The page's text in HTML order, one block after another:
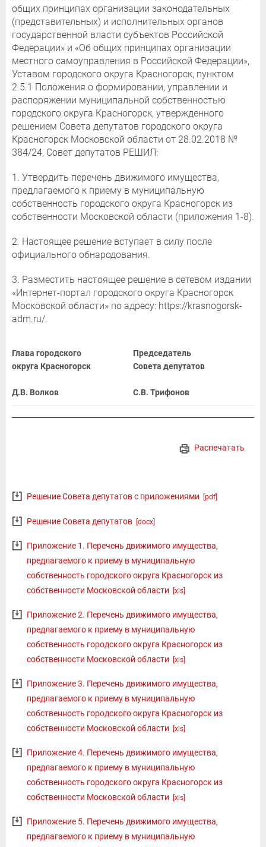
общих принципах организации законодательных
(представительных) и исполнительных органов
государственной власти субъектов Российской
Федерации» и «Об общих принципах организации
местного самоуправления в Российской Федерации»,
Уставом городского округа Красногорск, пунктом
2.5.1 Положения о формировании, управлении и
распоряжении муниципальной собственностью
городского округа Красногорск, утвержденного
решением Совета депутатов городского округа
Красногорск Московской области от 28.02.2018 №
384/24, Совет депутатов РЕШИЛ:
1. Утвердить перечень движимого имущества,
предлагаемого к приему в муниципальную
собственность городского округа Красногорск из
собственности Московской области (приложения 1-8).
2. Настоящее решение вступает в силу после
официального обнародования.
3. Разместить настоящее решение в сетевом издании
«Интернет-портал городского округа Красногорск
Московской области» по адресу: https://krasnogorsk-
adm.ru/.
Глава городского
округа Красногорск
Д.В. Волков
Председатель
Совета депутатов
С.В. Трифонов
Распечатать
Решение Совета депутатов с приложениями [pdf]
Решение Совета депутатов [docx]
Приложение 1. Перечень движимого имущества,
предлагаемого к приему в муниципальную
собственность городского округа Красногорск из
собственности Московской области
[xls]
Приложение 2. Перечень движимого имущества,
предлагаемого к приему в муниципальную
собственность городского округа Красногорск из
собственности Московской области
[xls]
Приложение 3. Перечень движимого имущества,
предлагаемого к приему в муниципальную
собственность городского округа Красногорск из
собственности Московской области
[xls]
Приложение 4. Перечень движимого имущества,
предлагаемого к приему в муниципальную
собственность городского округа Красногорск из
собственности Московской области
[xls]
Приложение 5. Перечень движимого имущества,
предлагаемого к приему в муниципальную